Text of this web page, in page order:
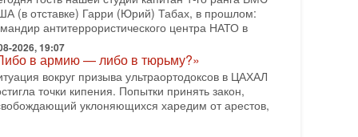
ударов
07-2026, 16:54
авиакомпании «Аркия» намерен
полеты по субботам!
возможной продажи авиакомпании «Аркия»
громкий конфликт.
07-2026, 08:16
(в отставке) Гарри (Юрий) Табах, в прошлом:
антитеррористического центра НАТО в
2026, 19:07
в армию — либо в тюрьму?»
вокруг призыва ультраортодоксов в ЦАХАЛ
точки кипения. Попытки принять закон,
уклоняющихся харедим от арестов,